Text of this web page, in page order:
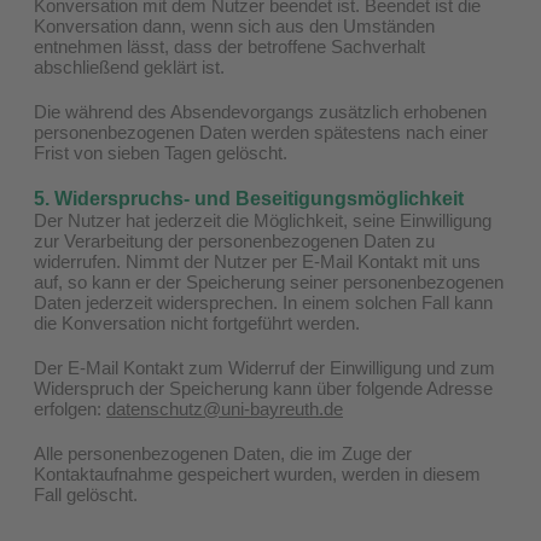
Konversation mit dem Nutzer beendet ist. Beendet ist die
Konversation dann, wenn sich aus den Umständen
entnehmen lässt, dass der betroffene Sachverhalt
abschließend geklärt ist.
Die während des Absendevorgangs zusätzlich erhobenen
personenbezogenen Daten werden spätestens nach einer
Frist von sieben Tagen gelöscht.
5. Widerspruchs- und Beseitigungsmöglichkeit
Der Nutzer hat jederzeit die Möglichkeit, seine Einwilligung
zur Verarbeitung der personenbezogenen Daten zu
widerrufen. Nimmt der Nutzer per E-Mail Kontakt mit uns
auf, so kann er der Speicherung seiner personenbezogenen
Daten jederzeit widersprechen. In einem solchen Fall kann
die Konversation nicht fortgeführt werden.
Der E-Mail Kontakt zum Widerruf der Einwilligung und zum
Widerspruch der Speicherung kann über folgende Adresse
erfolgen: datenschutz@uni-bayreuth.de
Alle personenbezogenen Daten, die im Zuge der
Kontaktaufnahme gespeichert wurden, werden in diesem
Fall gelöscht.